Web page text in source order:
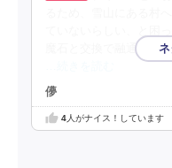
魔石と交換で融通して
儚
4人がナイス！しています